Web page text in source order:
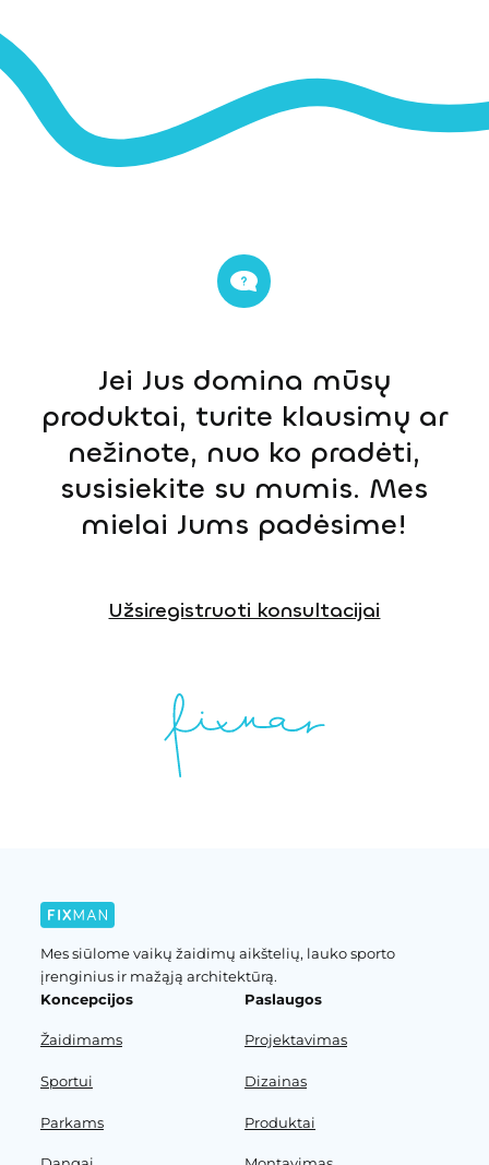
Jei Jus domina mūsų
produktai, turite klausimų ar
nežinote, nuo ko pradėti,
susisiekite su mumis. Mes
mielai Jums padėsime!
Užsiregistruoti konsultacijai
Mes siūlome vaikų žaidimų aikštelių, lauko sporto
įrenginius ir mažąją architektūrą.
Koncepcijos
Žaidimams
Sportui
Parkams
Paslaugos
Projektavimas
Dizainas
Produktai